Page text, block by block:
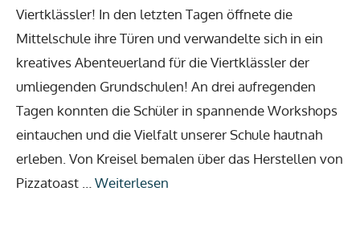
Viertklässler! In den letzten Tagen öffnete die
Mittelschule ihre Türen und verwandelte sich in ein
kreatives Abenteuerland für die Viertklässler der
umliegenden Grundschulen! An drei aufregenden
Tagen konnten die Schüler in spannende Workshops
eintauchen und die Vielfalt unserer Schule hautnah
erleben. Von Kreisel bemalen über das Herstellen von
Pizzatoast … Weiterlesen